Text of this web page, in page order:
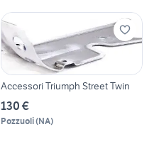
Accessori Triumph Street Twin
130 €
Pozzuoli(NA)